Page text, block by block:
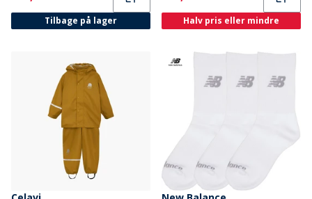
Tilbage på lager Halv pris eller mindre